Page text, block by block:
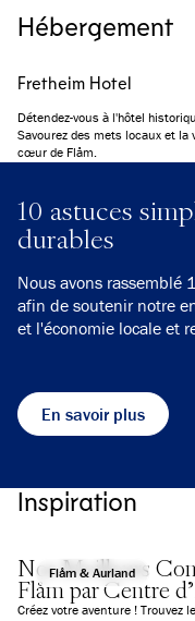
Hébergement
Fretheim Hotel
Détendez-vous à l'hôtel
Savourez des mets locaux et la
cœur de Flåm.
10 astuces
durables
Nous avons rassemblé
afin de soutenir notre
et l'économie locale et
En savoir plus
Inspiration
Flåm & Aurland
Nos Meilleurs
Flåm par Centre
Créez votre aventure ! Trouvez